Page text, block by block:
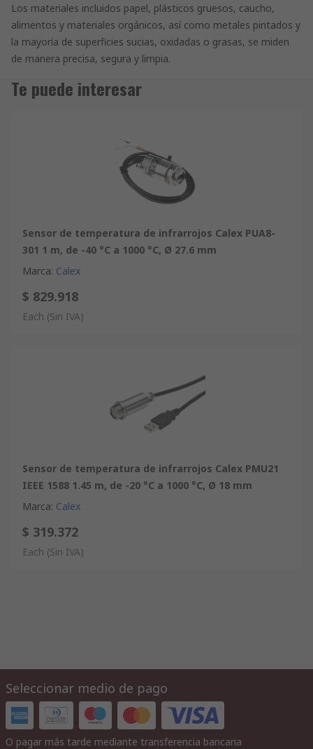
Los materiales incluidos papel, plásticos gruesos, caucho,
alimentos y materiales orgánicos, así como metales pintados y
la mayoría de superficies sucias, oxidadas o grasas, se miden
de manera precisa, segura y limpia.
Te puede interesar
Sensor de temperatura de infrarrojos Calex PUA8-
301 1 m, de -40 °C a 1000 °C, Ø 27.6 mm
Marca: Calex
$ 829.918
Each (Sin IVA)
Sensor de temperatura de infrarrojos Calex PMU21
IEEE 1588 1.45 m, de -20 °C a 1000 °C, Ø 18 mm
Marca: Calex
$ 319.372
Each (Sin IVA)
Seleccionar medio de pago
O pagar más tarde mediante transferencia bancaria